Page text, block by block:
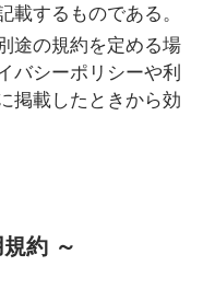
載するものである。
途の規約を定める場
バシーポリシーや利
掲載したときから効
約 ～